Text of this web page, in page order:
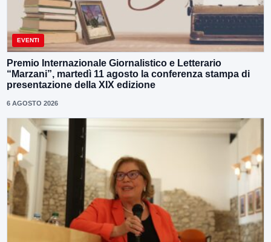
EVENTI
Premio Internazionale Giornalistico e Letterario
“Marzani”, martedì 11 agosto la conferenza stampa di
presentazione della XIX edizione
6 AGOSTO 2026